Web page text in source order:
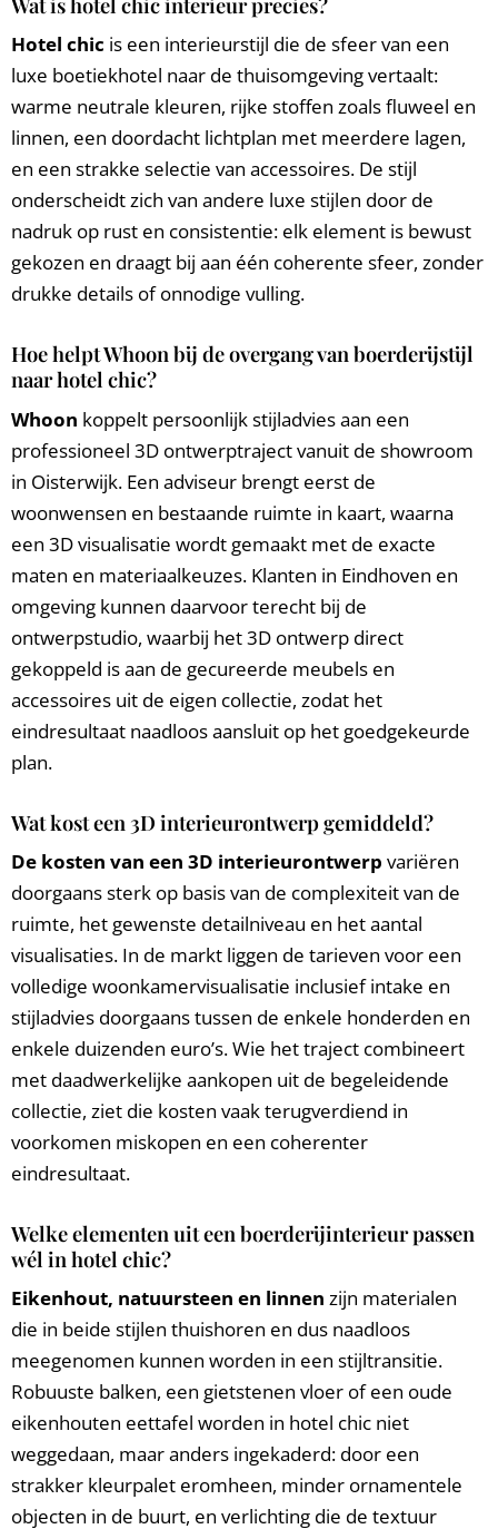
Hotel chic is een interieurstijl die de sfeer van een
luxe boetiekhotel naar de thuisomgeving vertaalt:
warme neutrale kleuren, rijke stoffen zoals fluweel en
linnen, een doordacht lichtplan met meerdere lagen,
en een strakke selectie van accessoires. De stijl
onderscheidt zich van andere luxe stijlen door de
nadruk op rust en consistentie: elk element is bewust
gekozen en draagt bij aan één coherente sfeer, zonder
drukke details of onnodige vulling.
Hoe helpt Whoon bij de overgang van boerderijstijl
naar hotel chic?
Whoon koppelt persoonlijk stijladvies aan een
professioneel 3D ontwerptraject vanuit de showroom
in Oisterwijk. Een adviseur brengt eerst de
woonwensen en bestaande ruimte in kaart, waarna
een 3D visualisatie wordt gemaakt met de exacte
maten en materiaalkeuzes. Klanten in Eindhoven en
omgeving kunnen daarvoor terecht bij de
ontwerpstudio, waarbij het 3D ontwerp direct
gekoppeld is aan de gecureerde meubels en
accessoires uit de eigen collectie, zodat het
eindresultaat naadloos aansluit op het goedgekeurde
plan.
Wat kost een 3D interieurontwerp gemiddeld?
De kosten van een 3D interieurontwerp variëren
doorgaans sterk op basis van de complexiteit van de
ruimte, het gewenste detailniveau en het aantal
visualisaties. In de markt liggen de tarieven voor een
volledige woonkamervisualisatie inclusief intake en
stijladvies doorgaans tussen de enkele honderden en
enkele duizenden euro’s. Wie het traject combineert
met daadwerkelijke aankopen uit de begeleidende
collectie, ziet die kosten vaak terugverdiend in
voorkomen miskopen en een coherenter
eindresultaat.
Welke elementen uit een boerderijinterieur passen
wél in hotel chic?
Eikenhout, natuursteen en linnen zijn materialen
die in beide stijlen thuishoren en dus naadloos
meegenomen kunnen worden in een stijltransitie.
Robuuste balken, een gietstenen vloer of een oude
eikenhouten eettafel worden in hotel chic niet
weggedaan, maar anders ingekaderd: door een
strakker kleurpalet eromheen, minder ornamentele
objecten in de buurt, en verlichting die de textuur